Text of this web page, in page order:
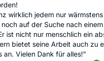
wirklich jedem nur
auf der Suche nach einem
ist nicht nur menschlich ein
bietet seine Arbeit auch zu
an. Vielen Dank für alles!”